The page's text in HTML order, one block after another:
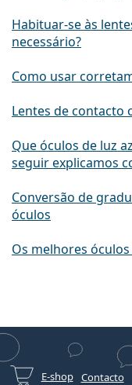
Habituar-se às
necessário?
Como usar
Lentes de contacto
Que óculos de luz
seguir explicamos
Conversão de
óculos
Os melhores
E-shop Contacto